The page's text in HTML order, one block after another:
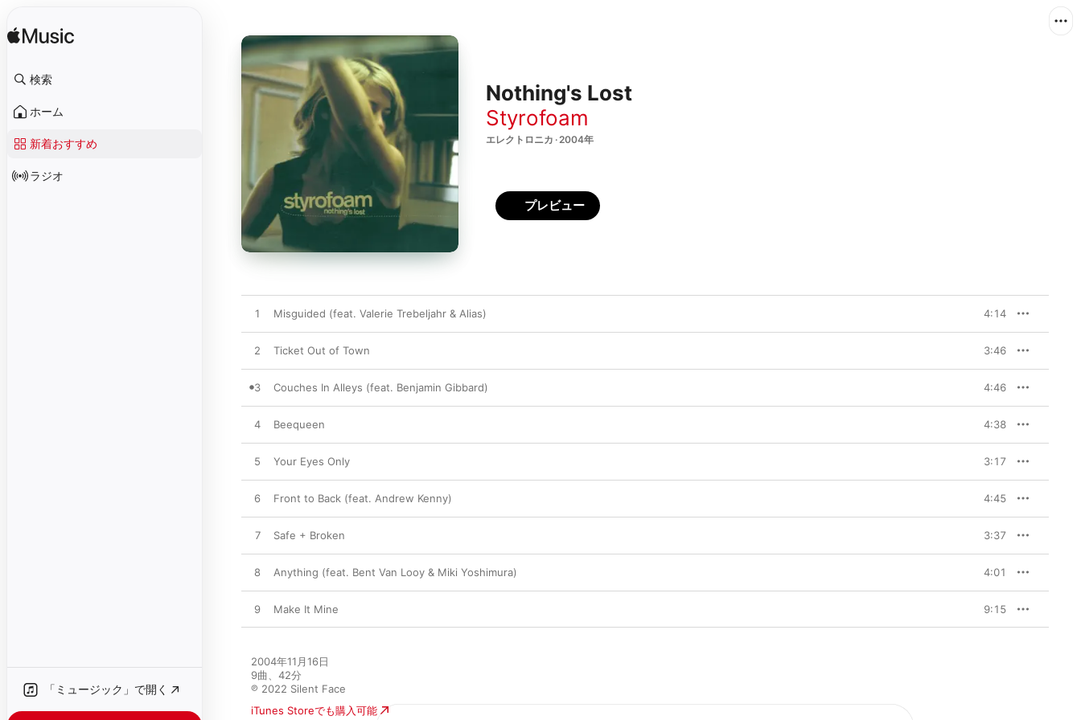
検索
ホーム
新着おすすめ
ラジオ
「ミュージック」で開く
Nothing's Lost
Styrofoam
エレクトロニカ · 2004年
プレビュー
1 Misguided (feat. Valerie Trebeljahr & Alias) 4:14
2 Ticket Out of Town 3:46
3 Couches In Alleys (feat. Benjamin Gibbard) 4:46
4 Beequeen 4:38
5 Your Eyes Only 3:17
6 Front to Back (feat. Andrew Kenny) 4:45
7 Safe + Broken 3:37
8 Anything (feat. Bent Van Looy & Miki Yoshimura) 4:01
9 Make It Mine 9:15
2004年11月16日
9曲、42分
℗ 2022 Silent Face
iTunes Storeでも購入可能